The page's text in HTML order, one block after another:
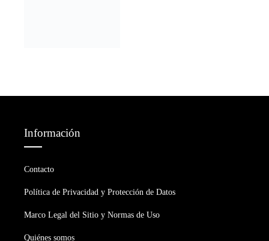
Información
Contacto
Política de Privacidad y Protección de Datos
Marco Legal del Sitio y Normas de Uso
Quiénes somos